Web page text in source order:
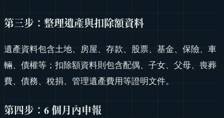
第三步：整理遺產與扣除額資料
遺產資料包含土地、房屋、存款、股票、基金、保險、車
輛、債權等；扣除額資料則包含配偶、子女、父母、喪葬
費、債務、稅捐、管理遺產費用等證明文件。
第四步：6 個月內申報